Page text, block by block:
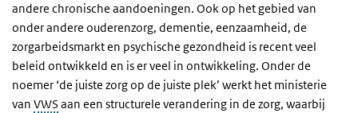
andere chronische aandoeningen. Ook op het gebied van
onder andere ouderenzorg, dementie, eenzaamheid, de
zorgarbeidsmarkt en psychische gezondheid is recent veel
beleid ontwikkeld en is er veel in ontwikkeling. Onder de
noemer ‘de juiste zorg op de juiste plek’ werkt het ministerie
van VWS aan een structurele verandering in de zorg, waarbij